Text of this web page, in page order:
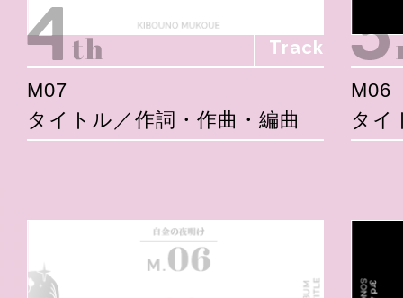
Track
M07
タイトル／作詞・作曲・編曲
M06
タイ